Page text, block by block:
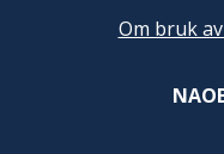
Om bruk